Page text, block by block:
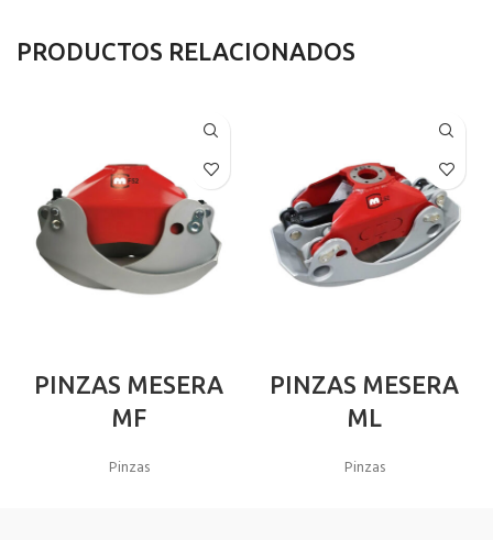
PRODUCTOS RELACIONADOS
PINZAS MESERA
MF
Pinzas
PINZAS MESERA
ML
Pinzas